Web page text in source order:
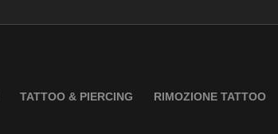
TATTOO & PIERCING RIMOZIONE TATTOO